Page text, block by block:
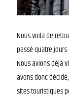
Nous voilà de
passé quatre
Nous avions déjà
avons donc
sites touristiques